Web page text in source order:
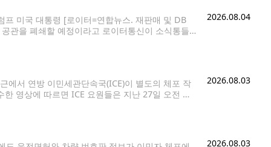
미국 대통령 [로이터=연합뉴스. 재판매 및 DB
관을 폐쇄할 예정이라고 로이터통신이 소식통들
2026.08.04
서 연방 이민세관단속국(ICE)이 별도의 체포 작
영상에 따르면 ICE 요원들은 지난 27일 오전 시
2026.08.03
2026.08.03